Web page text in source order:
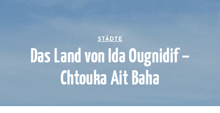
STÄDTE
Das Land von Ida Ougnidif –
Chtouka Ait Baha